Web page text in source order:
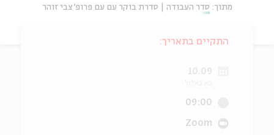
מתוך: סדר העבודה | סדרת בוקר עם עם פרופ' צבי זוהר
התקיים בתאריך:
10.09
09:00
Zoom